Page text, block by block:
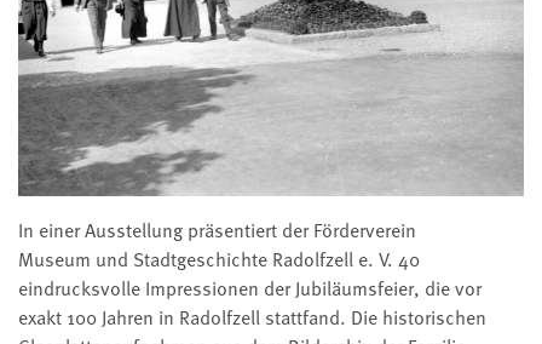
In einer Ausstellung präsentiert der Förderverein
Museum und Stadtgeschichte Radolfzell e. V. 40
eindrucksvolle Impressionen der Jubiläumsfeier, die vor
exakt 100 Jahren in Radolfzell stattfand. Die historischen